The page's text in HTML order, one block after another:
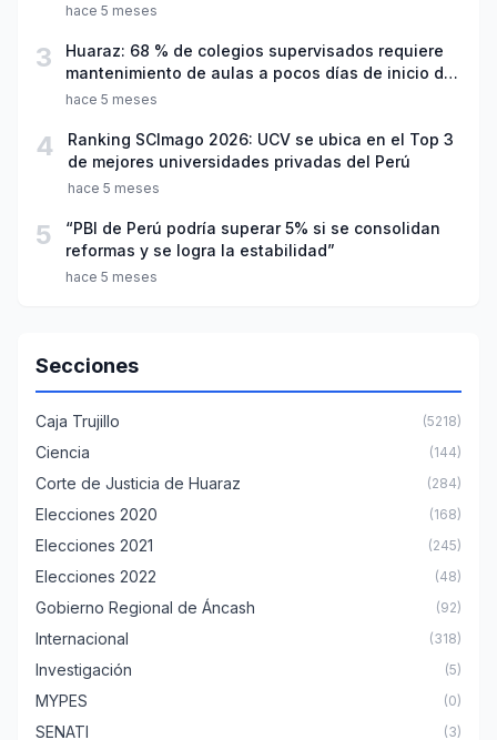
hace 5 meses
3
Huaraz: 68 % de colegios supervisados requiere
mantenimiento de aulas a pocos días de inicio del
año escolar 2026
hace 5 meses
4
Ranking SCImago 2026: UCV se ubica en el Top 3
de mejores universidades privadas del Perú
hace 5 meses
5
“PBI de Perú podría superar 5% si se consolidan
reformas y se logra la estabilidad”
hace 5 meses
Secciones
Caja Trujillo (5218)
Ciencia (144)
Corte de Justicia de Huaraz (284)
Elecciones 2020 (168)
Elecciones 2021 (245)
Elecciones 2022 (48)
Gobierno Regional de Áncash (92)
Internacional (318)
Investigación (5)
MYPES (0)
SENATI (3)